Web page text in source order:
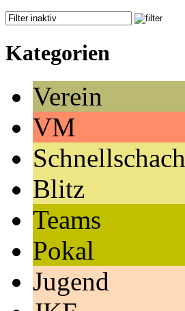
Kategorien
Verein
VM
Schnellschach
Blitz
Teams
Pokal
Jugend